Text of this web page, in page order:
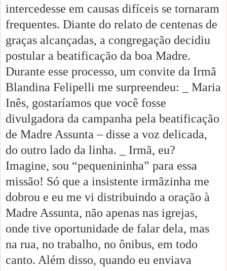
intercedesse em causas difíceis se tornaram
frequentes. Diante do relato de centenas de
graças alcançadas, a congregação decidiu
postular a beatificação da boa Madre.
Durante esse processo, um convite da Irmã
Blandina Felipelli me surpreendeu: _ Maria
Inês, gostaríamos que você fosse
divulgadora da campanha pela beatificação
de Madre Assunta – disse a voz delicada,
do outro lado da linha. _ Irmã, eu?
Imagine, sou “pequenininha” para essa
missão! Só que a insistente irmãzinha me
dobrou e eu me vi distribuindo a oração à
Madre Assunta, não apenas nas igrejas,
onde tive oportunidade de falar dela, mas
na rua, no trabalho, no ônibus, em todo
canto. Além disso, quando eu enviava